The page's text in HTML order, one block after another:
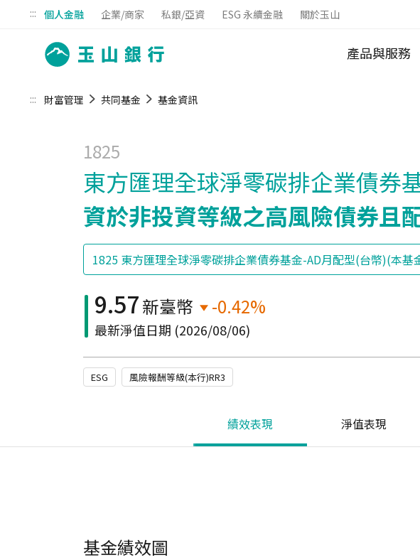
::: 個人金融 企業/商家 私銀/亞資 ESG 永續金融 關於玉山
產品與服務
財富管理 共同基金 基金資訊
:::
1825
東方匯理全球淨零碳排企業債券
資於非投資等級之高風險債券且
9.57新臺幣 -0.42%
最新淨值日期 (2026/08/06)
ESG 風險報酬等級(本行)RR3
績效表現 淨值表現
基金績效圖